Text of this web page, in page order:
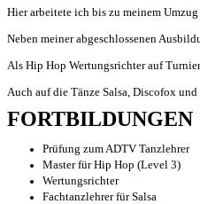
Hier arbeitete ich bis zu meinem
Neben meiner abgeschlossenen
Als Hip Hop Wertungsrichter auf
Auch auf die Tänze Salsa, Discofox
FORTBILDUNGEN
Prüfung zum ADTV Tanzlehrer
Master für Hip Hop (Level 3)
Wertungsrichter
Fachtanzlehrer für Salsa